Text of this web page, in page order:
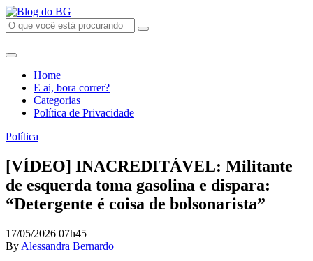
Home
E ai, bora correr?
Categorias
Política de Privacidade
Política
[VÍDEO] INACREDITÁVEL: Militante
de esquerda toma gasolina e dispara:
“Detergente é coisa de bolsonarista”
17/05/2026 07h45
By Alessandra Bernardo